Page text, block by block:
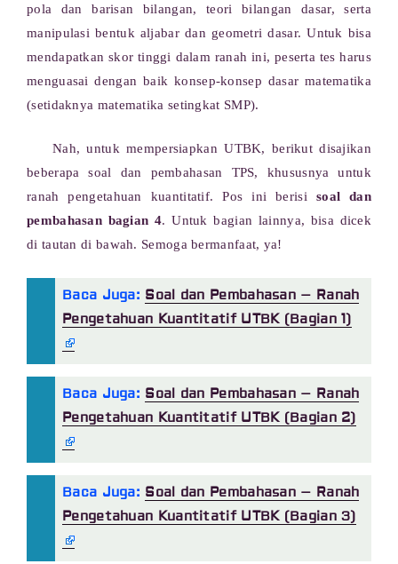
pola dan barisan bilangan, teori bilangan dasar, serta
manipulasi bentuk aljabar dan geometri dasar. Untuk bisa
mendapatkan skor tinggi dalam ranah ini, peserta tes harus
menguasai dengan baik konsep-konsep dasar matematika
(setidaknya matematika setingkat SMP).
Nah, untuk mempersiapkan UTBK, berikut disajikan
beberapa soal dan pembahasan TPS, khususnya untuk
ranah pengetahuan kuantitatif. Pos ini berisi soal dan
pembahasan bagian 4. Untuk bagian lainnya, bisa dicek
di tautan di bawah. Semoga bermanfaat, ya!
Baca Juga: Soal dan Pembahasan – Ranah
Pengetahuan Kuantitatif UTBK (Bagian 1)
Baca Juga: Soal dan Pembahasan – Ranah
Pengetahuan Kuantitatif UTBK (Bagian 2)
Baca Juga: Soal dan Pembahasan – Ranah
Pengetahuan Kuantitatif UTBK (Bagian 3)